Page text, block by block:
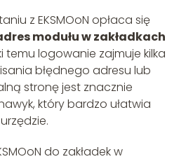
z EKSMOoN opłaca się
modułu w zakładkach
temu logowanie zajmuje kilka
błędnego adresu lub
stronę jest znacznie
który bardzo ułatwia
do zakładek w